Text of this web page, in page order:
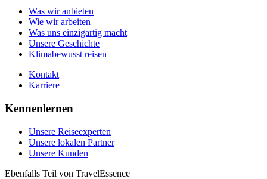
Kontakt
Karriere
Unsere Kunden
Was wir anbieten
Wie wir arbeiten
Was uns einzigartig macht
Unsere Geschichte
Klimabewusst reisen
Kontakt
Karriere
Kennenlernen
Unsere Reiseexperten
Unsere lokalen Partner
Unsere Kunden
Ebenfalls Teil von TravelEssence